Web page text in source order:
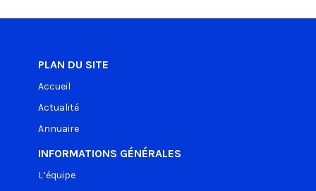
PLAN DU SITE
Accueil
Actualité
Annuaire
INFORMATIONS GÉNÉRALES
L’équipe